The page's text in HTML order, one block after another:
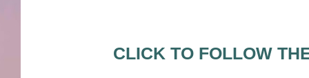
CLICK TO FOLLOW